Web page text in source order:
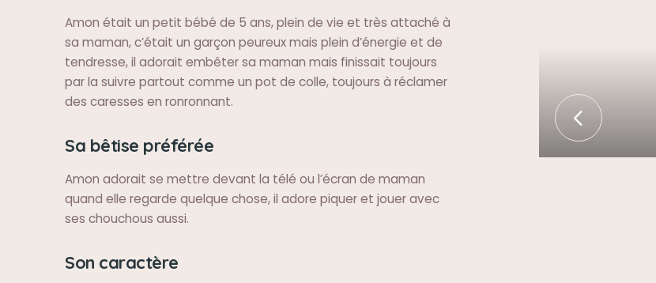
Amon était un petit bébé de 5 ans, plein de vie et très attaché à
sa maman, c’était un garçon peureux mais plein d’énergie et de
tendresse, il adorait embêter sa maman mais finissait toujours
par la suivre partout comme un pot de colle, toujours à réclamer
des caresses en ronronnant.
Sa bêtise préférée
Amon adorait se mettre devant la télé ou l’écran de maman
quand elle regarde quelque chose, il adore piquer et jouer avec
ses chouchous aussi.
Son caractère